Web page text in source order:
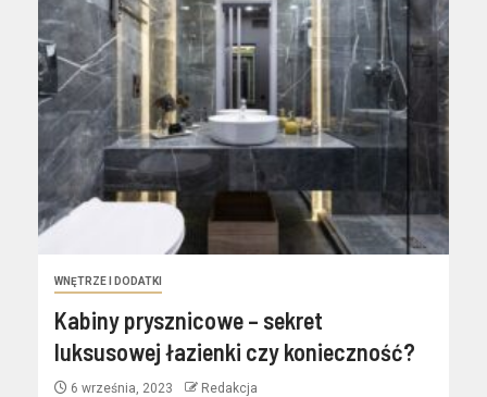
WNĘTRZE I DODATKI
Kabiny prysznicowe – sekret
luksusowej łazienki czy konieczność?
6 września, 2023 Redakcja